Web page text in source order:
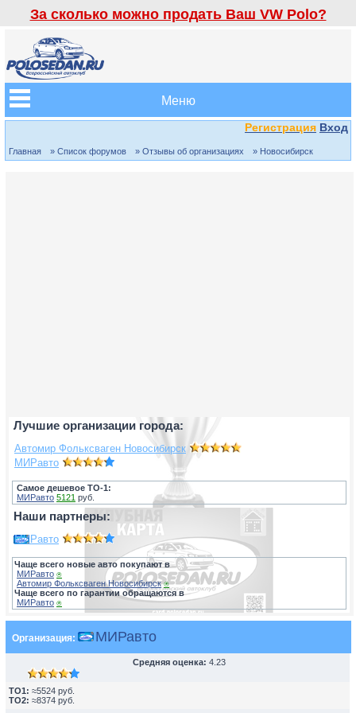
За сколько можно продать Ваш VW Polo?
Меню
Регистрация Вход
Главная » Список форумов » Отзывы об организациях » Новосибирск
Лучшие организации города:
Автомир Фольксваген Новосибирск
МИРавто
Самое дешевое ТО-1:
МИРавто 5121 руб.
Наши партнеры:
МИРавто
Чаще всего новые авто покупают в
МИРавто ⍟
Автомир Фольксваген Новосибирск ⍟
Чаще всего по гарантии обращаются в
МИРавто ⍟
Организация: МИРавто
Средняя оценка: 4.23
TO1: ≈5524 руб.
TO2: ≈8374 руб.